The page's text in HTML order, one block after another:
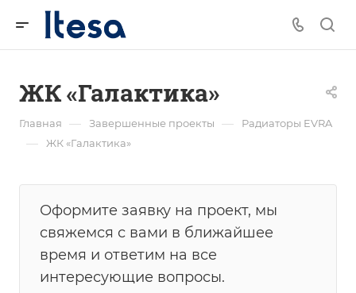
ЖК «Галактика»
Главная — Завершенные проекты — Радиаторы EVRA
— ЖК «Галактика»
Оформите заявку на проект, мы
свяжемся с вами в ближайшее
время и ответим на все
интересующие вопросы.